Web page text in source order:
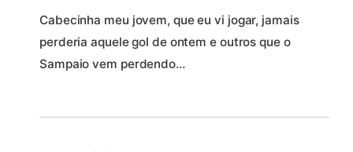
Cabecinha meu jovem, que eu vi jogar, jamais
perderia aquele gol de ontem e outros que o
Sampaio vem perdendo…